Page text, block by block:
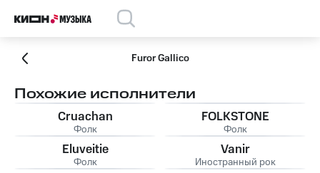
Furor Gallico
Похожие исполнители
Cruachan
Фолк
FOLKSTONE
Фолк
Eluveitie
Фолк
Vanir
Иностранный рок